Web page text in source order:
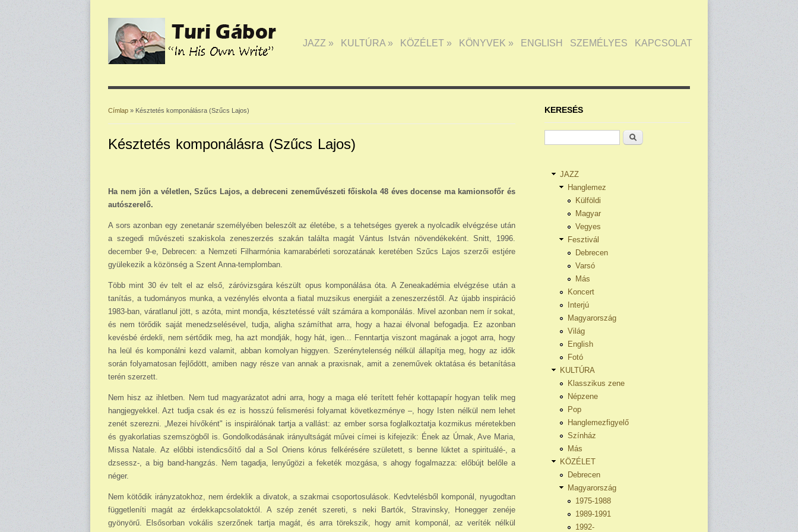
JAZZ » KULTÚRA » KÖZÉLET » KÖNYVEK » ENGLISH SZEMÉLYES KAPCSOLAT
Címlap » Késztetés komponálásra (Szűcs Lajos)
Késztetés komponálásra (Szűcs Lajos)
Ha nem jön a véletlen, Szűcs Lajos, a debreceni zeneművészeti főiskola 48 éves docense ma kamionsofőr és
autószerelő.
A sors azonban egy zenetanár személyében beleszólt az életébe, s a tehetséges gyerek a nyolcadik elvégzése után
a szegedi művészeti szakiskola zeneszerzés szakán találta magát Vántus István növendékeként. Snitt, 1996.
december 9-e, Debrecen: a Nemzeti Filharmónia kamarabérleti sorozatának keretében Szűcs Lajos szerzői estjére
gyüle­kezik a közönség a Szent Anna-templomban.
Több mint 30 év telt el az első, záróvizsgára készült opus komponálása óta. A Zene­aka­démia elvégzése után a
tanítás, a tudományos munka, a vezénylés elvonta a fiatal muzsikus energiáit a zeneszerzéstől. Az újabb inspiráció
1983-ban, váratlanul jött, s azóta, mint mondja, késztetéssé vált számára a komponálás. Mivel azonban nem ír sokat,
és nem törődik saját menedzselésével, tudja, aligha számíthat arra, hogy a hazai élvonal befogadja. Ez azonban
kevésbé érdekli, nem sértődik meg, ha azt mondják, hogy hát, igen... Fenntartja viszont magának a jogot arra, hogy
ha leül és komponálni kezd valamit, abban komolyan higgyen. Szerénytelenség nélkül állapítja meg, hogy az idők
során folyamatosan fejlődött, amiben nagy része van annak a praxisnak, amit a zeneművek oktatása és betanítása
terén szerzett.
Nem hisz az ihletben. Nem tud magyarázatot adni arra, hogy a maga elé terített fehér kottapapír hogyan telik meg
hangjegyekkel. Azt tudja csak és ez is hosszú felismerési folya­mat következménye –, hogy Isten nélkül nem lehet
zenét szerezni. „Mezei hívőként" is inspi­rálónak tartja a vallást: az ember sorsa foglalkoztatja kozmikus méretekben
és gyakorlatias szemszögből is. Gondolkodásának irányultságát művei címei is kifejezik: Ének az Úrnak, Ave Maria,
Missa Natale. Az előbbi istendicsőítő dal a Sol Oriens kórus felkérésére született, s benne lüktet a spirituálé-, a
dzsessz-, a big band-hangzás. Nem tagadja, lenyűgözi a feketék mozgása, s ahogy fogalmazza: előbújt belőle a
néger.
Nem kötődik irányzatokhoz, nem érdeklik a divatok, a szakmai csoportosulások. Kedvte­lésből komponál, nyugodtan
függetleníti magát az érdekkapcsolatoktól. A szép zenét szereti, s neki Bartók, Stravinsky, Honegger zenéje
gyönyörű. Elsősorban vokális szerzőnek tartja magát, és arra törekszik, hogy amit komponál, az veríték nélkül
KERESÉS
Keresés
JAZZ
Hanglemez
Külföldi
Magyar
Vegyes
Fesztivál
Debrecen
Varsó
Más
Koncert
Interjú
Magyarország
Világ
English
Fotó
KULTÚRA
Klasszikus zene
Népzene
Pop
Hanglemezfigyelő
Színház
Más
KÖZÉLET
Debrecen
Magyarország
1975-1988
1989-1991
1992-